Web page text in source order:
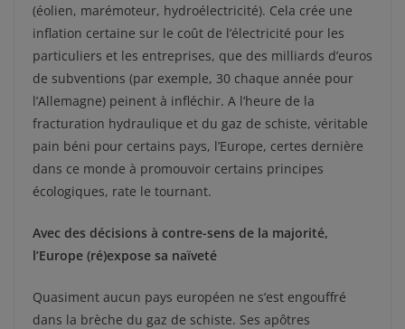
(éolien, marémoteur, hydroélectricité). Cela crée une
inflation certaine sur le coût de l’électricité pour les
particuliers et les entreprises, que des milliards d’euros
de subventions (par exemple, 30 chaque année pour
l’Allemagne) peinent à infléchir. A l’heure de la
fracturation hydraulique et du gaz de schiste, véritable
pain béni pour certains pays, l’Europe, certes dernière
dans ce monde à promouvoir certains principes
écologiques, rate le tournant.
Avec des décisions à contre-sens de la majorité,
l’Europe (ré)expose sa naïveté
Quasiment aucun pays européen ne s’est engouffré
dans la brèche du gaz de schiste. Ses apôtres